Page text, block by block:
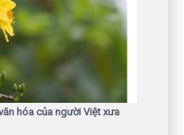
hóa của người Việt xưa